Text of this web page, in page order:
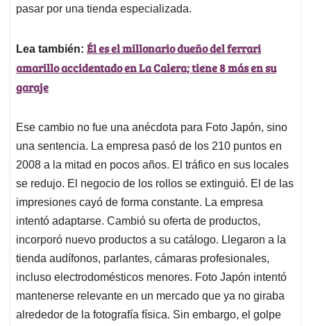
pasar por una tienda especializada.
Lea también: Él es el millonario dueño del ferrari
amarillo accidentado en La Calera; tiene 8 más en su
garaje
Ese cambio no fue una anécdota para Foto Japón, sino
una sentencia. La empresa pasó de los 210 puntos en
2008 a la mitad en pocos años. El tráfico en sus locales
se redujo. El negocio de los rollos se extinguió. El de las
impresiones cayó de forma constante. La empresa
intentó adaptarse. Cambió su oferta de productos,
incorporó nuevo productos a su catálogo. Llegaron a la
tienda audífonos, parlantes, cámaras profesionales,
incluso electrodomésticos menores. Foto Japón intentó
mantenerse relevante en un mercado que ya no giraba
alrededor de la fotografía física. Sin embargo, el golpe